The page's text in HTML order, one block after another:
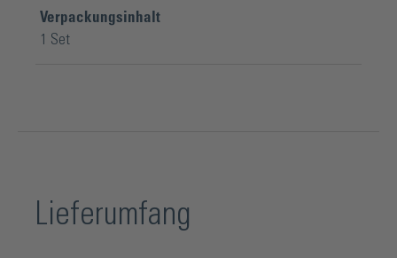
Verpackungsinhalt
1 Set
Lieferumfang